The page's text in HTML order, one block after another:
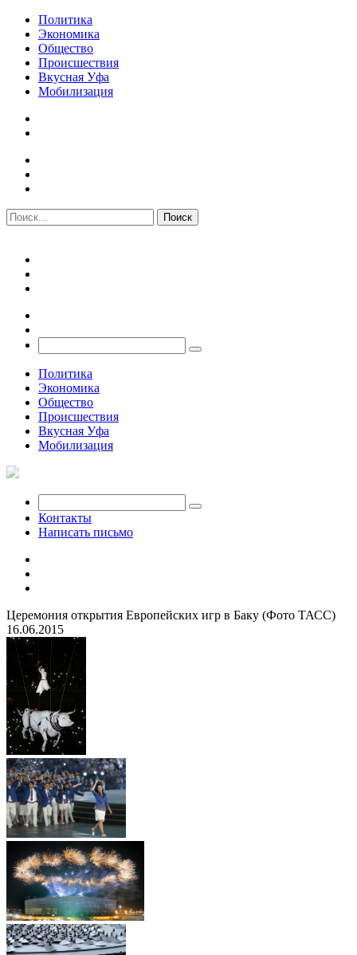
Политика
Экономика
Общество
Происшествия
Вкусная Уфа
Мобилизация
Политика
Экономика
Общество
Происшествия
Вкусная Уфа
Мобилизация
Контакты
Написать письмо
Церемония открытия Европейских игр в Баку (Фото ТАСС)
16.06.2015